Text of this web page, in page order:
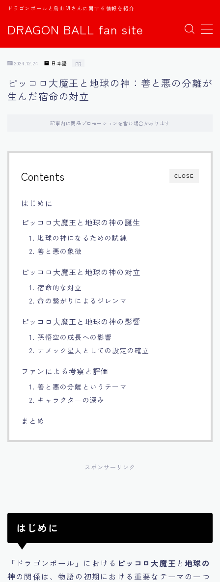
DRAGON BALL fan site
ドラゴンボールと鳥山明さんに関する情報を紹介
MENU
日本語
中文
Español
اللغة العربية
Français
Português
2024.12.24 日本語 PR
ピッコロ大魔王と地球の神：善と悪の分離が
生んだ宿命の対立
記事内に商品プロモーションを含む場合があります
CLOSE
Contents
はじめに
ピッコロ大魔王と地球の神の誕生
1. 地球の神になるための試練
2. 善と悪の象徴
ピッコロ大魔王と地球の神の対立
1. 宿命的な対立
2. 命の繋がりによるジレンマ
ピッコロ大魔王と地球の神の影響
1. 孫悟空の成長への影響
2. ナメック星人としての設定の確立
ファンによる考察と評価
1. 善と悪の分離というテーマ
2. キャラクターの深み
まとめ
スポンサーリンク
はじめに
「ドラゴンボール」における ピッコロ大魔王 と 地球の
神の関係は、物語の初期における重要なテーマの一つ